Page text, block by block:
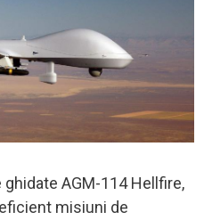
AGM-114 Hellfire,
misiuni de